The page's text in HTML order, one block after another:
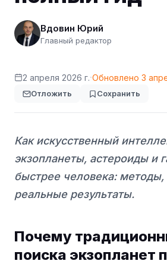
Вдовин Юрий
Главный редактор
2 апреля 2026 г.·Обновлено 3
Отложить Сохранить
Как искусственный
экзопланеты, астероиды и
быстрее человека:
реальные результаты.
Почему
поиска экзопланет